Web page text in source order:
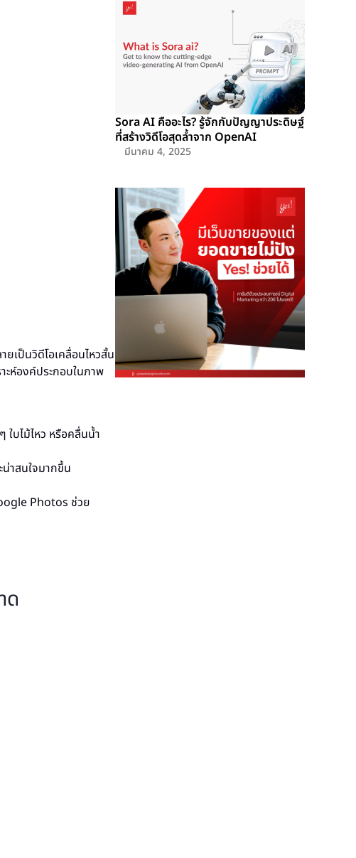
ยเป็นวิดีโอเคลื่อนไหวสั้น
ะห์องค์ประกอบในภาพ
ใบไม้ไหว หรือคลื่นน้ำ
าสนใจมากขึ้น
Photos ช่วย
ด
Sora AI คืออะไร? รู้จักกับปัญญาประดิษฐ์
ที่สร้างวิดีโอสุดล้ำจาก OpenAI
มีนาคม 4, 2025